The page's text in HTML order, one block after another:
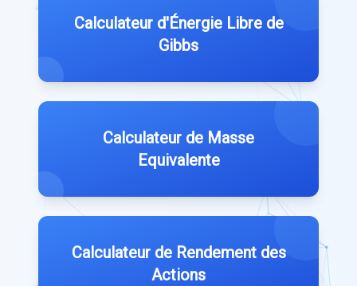
Calculateur d'Énergie Libre de
Gibbs
Calculateur de Masse
Equivalente
Calculateur de Rendement des
Actions